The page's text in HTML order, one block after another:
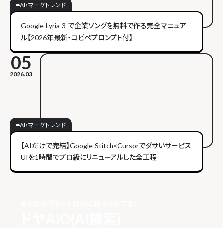
AI・マーケトレンド
Google Lyria 3 で企業ソングを無料で作る完全マニュア
ル【2026年最新・コピペプロンプト付】
05
2026.03
AI・マーケトレンド
【AIだけで完結】Google Stitch×Cursorでダサいサービス
UIを1時間でプロ級にリニューアルした全工程